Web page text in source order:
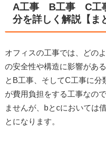
A工事 B工事 C工
分を詳しく解説【ま
オフィスの工事では、どの
の安全性や構造に影響があ
とB工事、そしてC工事に分
が費用負担をする工事なの
ませんが、bとcにおいては
とになります。